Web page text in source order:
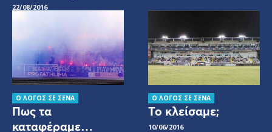
22/08/2016
Ο ΛΟΓΟΣ ΣΕ ΣΕΝΑ
Πως τα
καταφέραμε…
Ο ΛΟΓΟΣ ΣΕ ΣΕΝΑ
Το κλείσαμε;
10/06/2016